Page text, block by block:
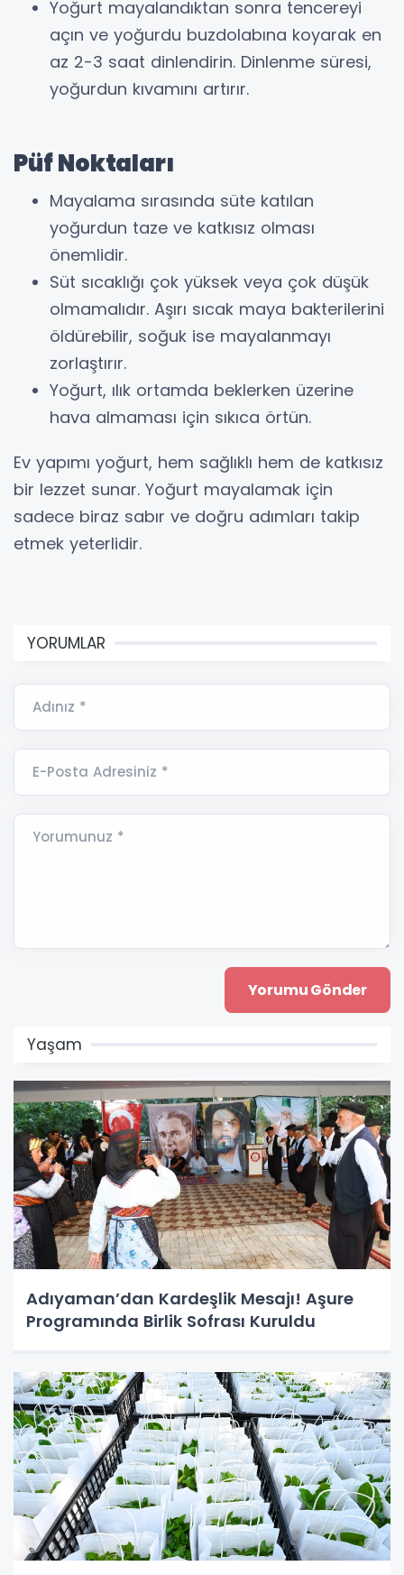
Yoğurt mayalandıktan sonra tencereyi
açın ve yoğurdu buzdolabına koyarak en
az 2-3 saat dinlendirin. Dinlenme süresi,
yoğurdun kıvamını artırır.
Püf Noktaları
Mayalama sırasında süte katılan
yoğurdun taze ve katkısız olması
önemlidir.
Süt sıcaklığı çok yüksek veya çok düşük
olmamalıdır. Aşırı sıcak maya bakterilerini
öldürebilir, soğuk ise mayalanmayı
zorlaştırır.
Yoğurt, ılık ortamda beklerken üzerine
hava almaması için sıkıca örtün.
Ev yapımı yoğurt, hem sağlıklı hem de katkısız
bir lezzet sunar. Yoğurt mayalamak için
sadece biraz sabır ve doğru adımları takip
etmek yeterlidir.
YORUMLAR
Adınız *
E-Posta Adresiniz *
Yorumunuz *
Yaşam
Adıyaman’dan Kardeşlik Mesajı! Aşure
Programında Birlik Sofrası Kuruldu